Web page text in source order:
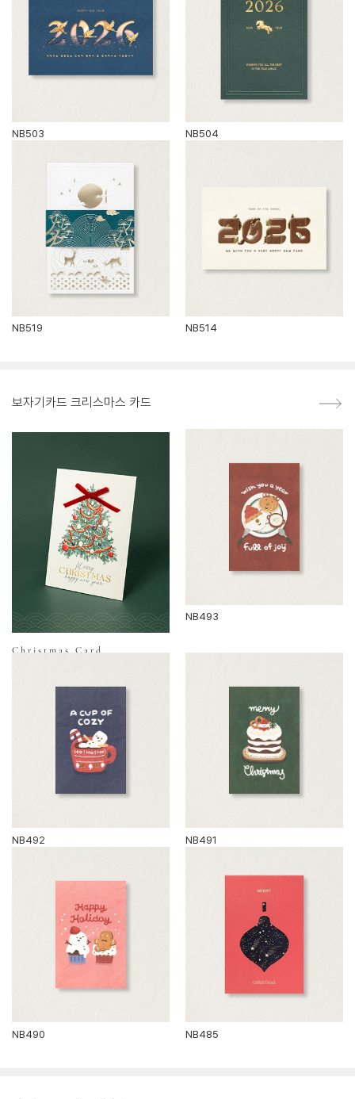
NB503 NB504
NB519 NB514
보자기카드 크리스마스 카드
Christmas Card
NB493
NB492 NB491
NB490 NB485